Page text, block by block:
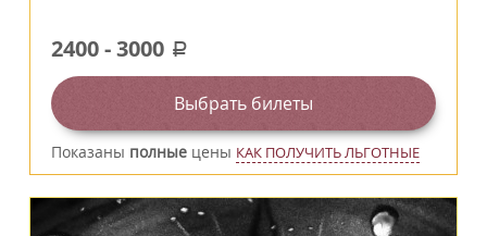
2400-3000 a
Выбрать билеты
Показаны полные цены КАК ПОЛУЧИТЬ ЛЬГОТНЫЕ